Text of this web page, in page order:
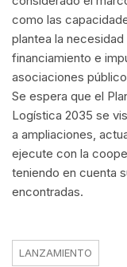
como las
plantea la
financiamiento e
asociaciones
Se espera que el
Logística 2035 se
a ampliaciones,
ejecute con la
teniendo en cuenta
encontradas.
LANZAMIENTO